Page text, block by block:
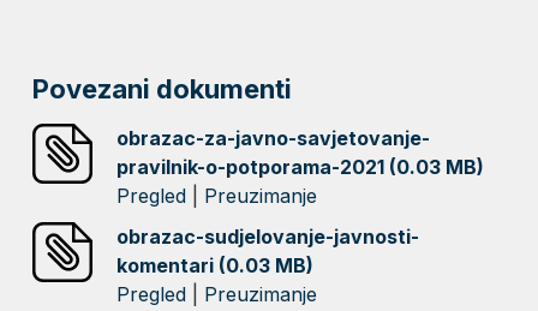
Povezani dokumenti
obrazac-za-javno-savjetovanje-
pravilnik-o-potporama-2021 (0.03 MB)
Pregled
Preuzimanje
obrazac-sudjelovanje-javnosti-
komentari (0.03 MB)
Pregled
Preuzimanje